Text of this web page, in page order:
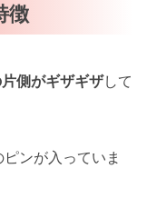
徴
側がギザギザして
ンが入っていま